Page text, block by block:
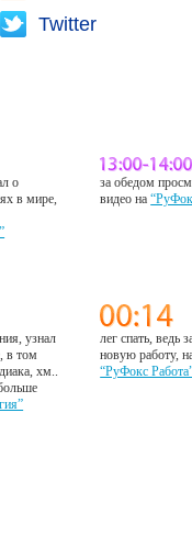
Twitter
о
в мире,
за обедом
видео на
узнал
в том
хм..
лег спать, ведь
новую работу,
“РуФокс